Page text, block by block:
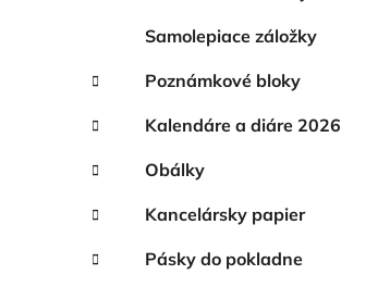
Samolepiace záložky
Poznámkové bloky
Kalendáre a diáre 2026
Obálky
Kancelársky papier
Pásky do pokladne